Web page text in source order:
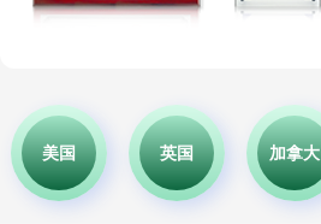
美国 英国 加拿大